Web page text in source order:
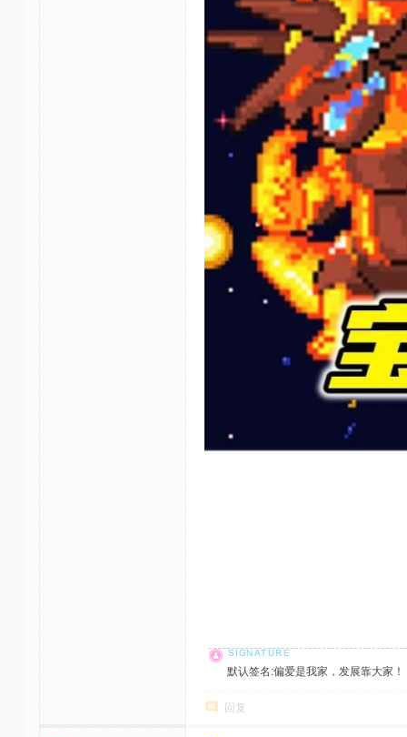
默认签名:偏爱是我家，发展靠大家
回复